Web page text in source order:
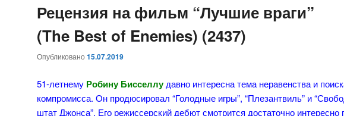
Рецензия на фильм “Лучшие враги”
(The Best of Enemies) (2437)
Опубликовано15.07.2019
51-летнему Робину Бисселлудавно интересна тема неравенства и
компромисса. Он продюсировал “Голодные игры”, “Плезантвиль” и
штат Джонса”. Его режиссерский дебют смотрится достаточно интересно